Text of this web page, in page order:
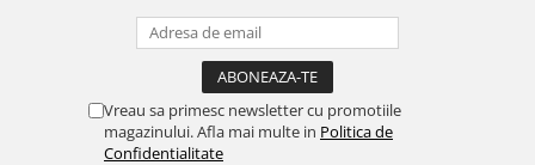
Vreau sa primesc newsletter cu promotiile
magazinului. Afla mai multe in Politica de
Confidentialitate